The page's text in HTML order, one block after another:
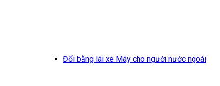
Đổi bằng lái xe Máy cho người nước ngoài